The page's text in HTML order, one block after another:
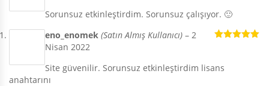
Sorunsuz etkinleştirdim. Sorunsuz çalışıyor. 🙂
eno_enomek (Satın Almış Kullanıcı) – 2
Nisan 2022
Site güvenilir. Sorunsuz etkinleştirdim lisans
anahtarını